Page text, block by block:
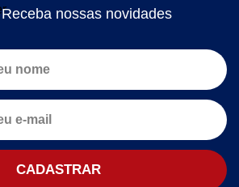
Receba nossas novidades